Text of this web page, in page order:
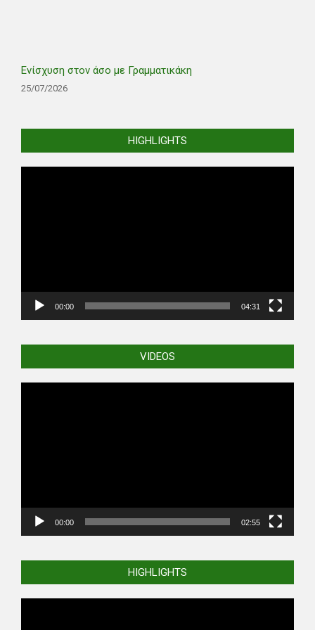
Ενίσχυση στον άσο με Γραμματικάκη
25/07/2026
HIGHLIGHTS
00:00 04:31
VIDEOS
00:00 02:55
HIGHLIGHTS